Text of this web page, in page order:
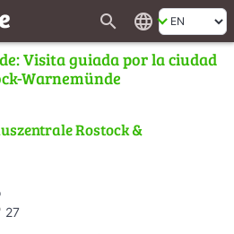
search
language
Visita guiada por la ciudad
Warnemünde
Rostock &
27